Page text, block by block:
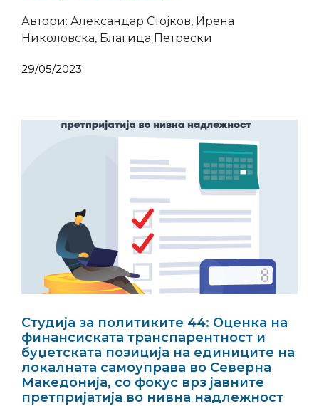
Автори: Александар Стојков, Ирена
Николовска, Благица Петрески
29/05/2023
Студија за политиките 44: Оценка на
финансиската транспарентност и
буџетската позиција на единиците на
локалната самоуправа во Северна
Македонија, со фокус врз јавните
претпријатија во нивна надлежност